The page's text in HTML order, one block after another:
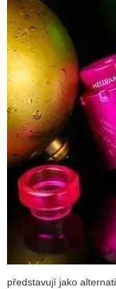
představují jako